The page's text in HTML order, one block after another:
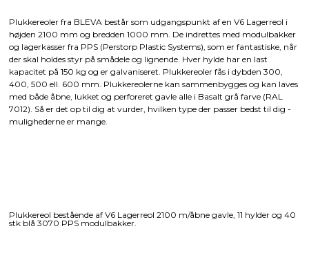
Plukkereoler fra BLEVA består som udgangspunkt af en V6 Lagerreol i
højden 2100 mm og bredden 1000 mm. De indrettes med modulbakker
og lagerkasser fra PPS (Perstorp Plastic Systems), som er fantastiske, når
der skal holdes styr på smådele og lignende. Hver hylde har en last
kapacitet på 150 kg og er galvaniseret. Plukkereoler fås i dybden 300,
400, 500 ell. 600 mm. Plukkereolerne kan sammenbygges og kan laves
med både åbne, lukket og perforeret gavle alle i Basalt grå farve (RAL
7012). Så er det op til dig at vurder, hvilken type der passer bedst til dig -
mulighederne er mange.
Plukkereol bestående af V6 Lagerreol 2100 m/åbne gavle, 11 hylder og 40
stk blå 3070 PPS modulbakker.